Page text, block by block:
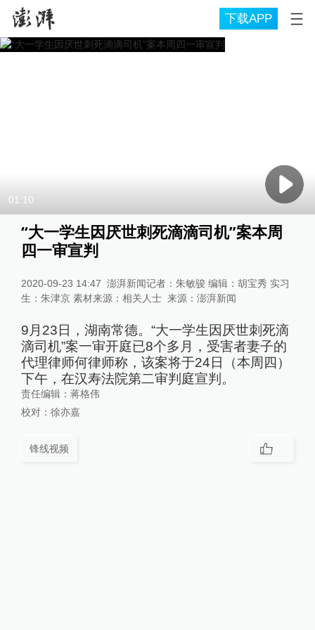
下载APP
01:10
“大一学生因厌世刺死滴滴司机”案本周
四一审宣判
2020-09-23 14:47 澎湃新闻记者：朱敏骏 编辑：胡宝秀 实习
生：朱津京 素材来源：相关人士 来源： 澎湃新闻
9月23日，湖南常德。“大一学生因厌世刺死滴
滴司机”案一审开庭已8个多月，受害者妻子的
代理律师何律师称，该案将于24日（本周四）
下午，在汉寿法院第二审判庭宣判。
责任编辑： 蒋格伟
校对： 徐亦嘉
锋线视频